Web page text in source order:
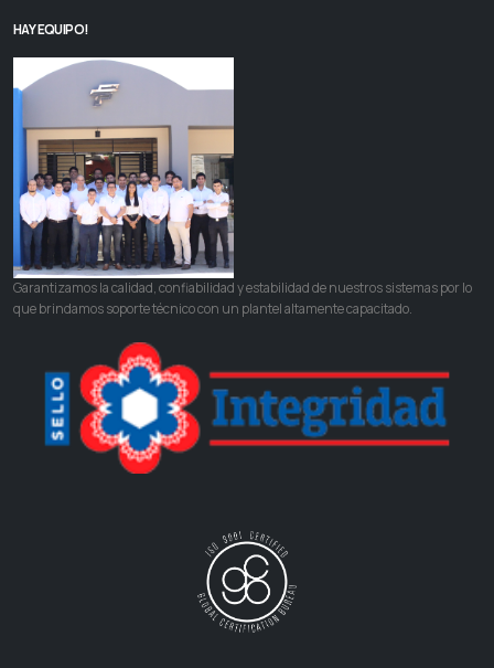
HAY EQUIPO!
Garantizamos la calidad, confiabilidad y estabilidad de nuestros sistemas por lo
que brindamos soporte técnico con un plantel altamente capacitado.